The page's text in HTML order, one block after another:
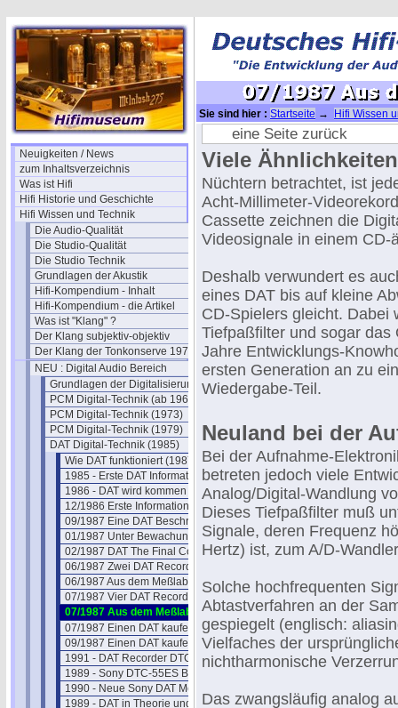
Neuigkeiten / News
zum Inhaltsverzeichnis
Was ist Hifi
Hifi Historie und Geschichte
Hifi Wissen und Technik
Die Audio-Qualität
Die Studio-Qualität
Die Studio Technik
Grundlagen der Akustik
Hifi-Kompendium - Inhalt
Hifi-Kompendium - die Artikel
Was ist "Klang" ?
Der Klang subjektiv-objektiv
Der Klang der Tonkonserve 1979
NEU : Digital Audio Bereich
Grundlagen der Digitalisierung
PCM Digital-Technik (ab 1967)
PCM Digital-Technik (1973)
PCM Digital-Technik (1979)
DAT Digital-Technik (1985)
Wie DAT funktioniert (1987)
1985 - Erste DAT Informationen
1986 - DAT wird kommen
12/1986 Erste Informationen
09/1987 Eine DAT Beschreibung
01/1987 Unter Bewachung zum Test
02/1987 DAT The Final Countdown
06/1987 Zwei DAT Recorder im Test
06/1987 Aus dem Meßlabor
07/1987 Vier DAT Recorder im Test
07/1987 Aus dem Meßlabor
07/1987 Einen DAT kaufen
09/1987 Einen DAT kaufen
1991 - DAT Recorder DTC-55-ES
1989 - Sony DTC-55ES BDA
1990 - Neue Sony DAT Modelle
1989 - DAT in Theorie und Praxis
Sie sind hier : Startseite →
Hifi Wissen
(1985)→ 07/1987 Aus dem Meßlabor
eine Seite zurück
Viele
Nüchtern betrachtet, ist
Acht-Millimeter-
Cassette zeichnen die
Videosignale in einem CD-
Deshalb verwundert es
eines DAT bis auf kleine
CD-Spielers gleicht. Dabei
Tiefpaßfilter und sogar das
Jahre Entwicklungs-
ersten Generation an zu
Wiedergabe-Teil.
Neuland bei der
Bei der Aufnahme-
betreten jedoch viele
Analog/Digital-Wandlung
Dieses Tiefpaßfilter muß
Signale, deren Frequenz
Hertz) ist, zum A/D-
Solche hochfrequenten
Abtastverfahren an der
gespiegelt (englisch:
Vielfaches der
nichtharmonische
Das zwangsläufig analog